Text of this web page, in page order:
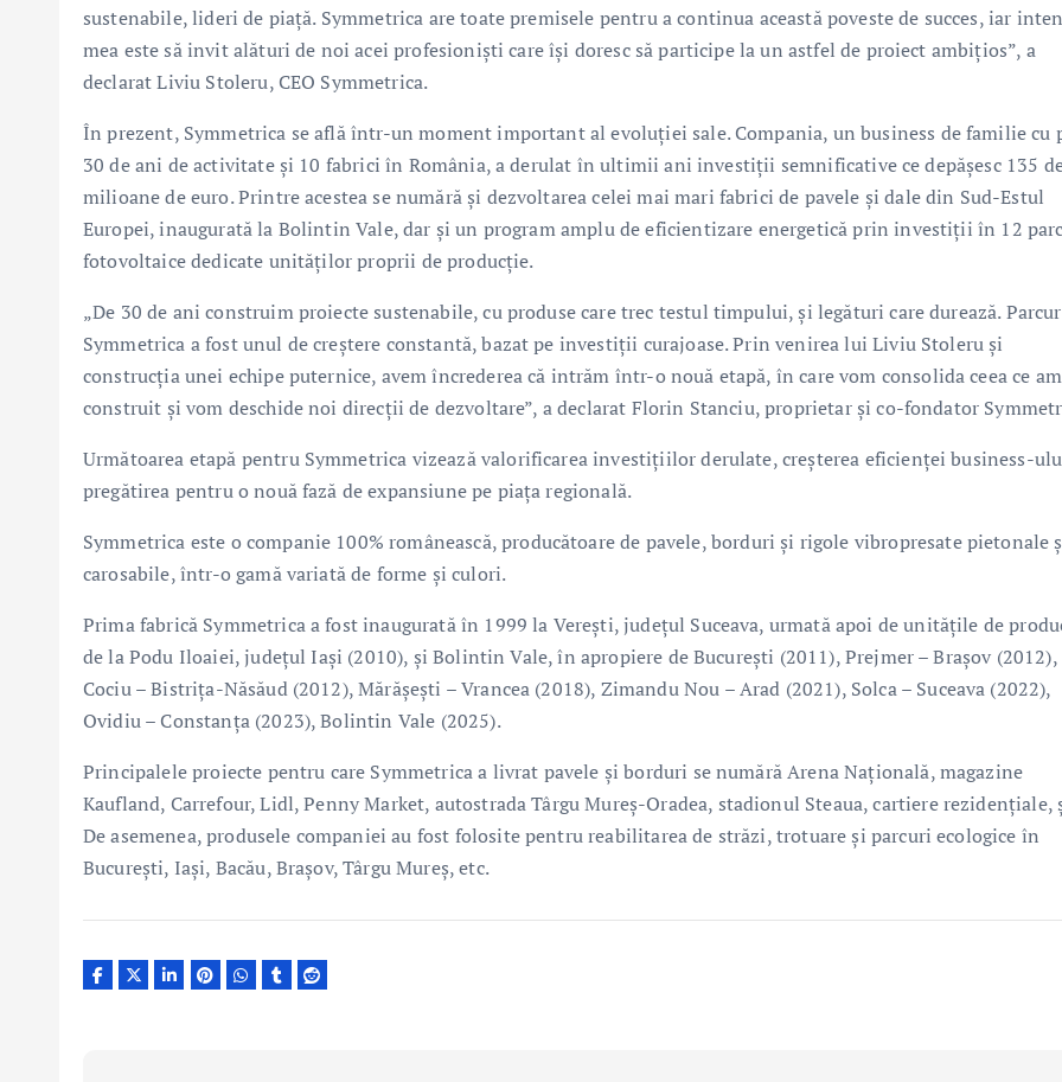
sustenabile, lideri de piață. Symmetrica are toate premisele pentru a continua această poveste de succes, iar
mea este să invit alături de noi acei profesioniști care își doresc să participe la un astfel de proiect ambițios”, a
declarat Liviu Stoleru, CEO Symmetrica.
În prezent, Symmetrica se află într-un moment important al evoluției sale. Compania, un business de familie cu
30 de ani de activitate și 10 fabrici în România, a derulat în ultimii ani investiții semnificative ce depășesc 135
milioane de euro. Printre acestea se numără și dezvoltarea celei mai mari fabrici de pavele și dale din Sud-Estul
Europei, inaugurată la Bolintin Vale, dar și un program amplu de eficientizare energetică prin investiții în 12
fotovoltaice dedicate unităților proprii de producție.
„De 30 de ani construim proiecte sustenabile, cu produse care trec testul timpului, și legături care durează.
Symmetrica a fost unul de creștere constantă, bazat pe investiții curajoase. Prin venirea lui Liviu Stoleru și
construcția unei echipe puternice, avem încrederea că intrăm într-o nouă etapă, în care vom consolida ceea ce am
construit și vom deschide noi direcții de dezvoltare”, a declarat Florin Stanciu, proprietar și co-fondator
Următoarea etapă pentru Symmetrica vizează valorificarea investițiilor derulate, creșterea eficienței business-
pregătirea pentru o nouă fază de expansiune pe piața regională.
Symmetrica este o companie 100% românească, producătoare de pavele, borduri şi rigole vibropresate pietonale
carosabile, într-o gamă variată de forme şi culori.
Prima fabrică Symmetrica a fost inaugurată în 1999 la Vereşti, judeţul Suceava, urmată apoi de unităţile de
de la Podu Iloaiei, judeţul Iaşi (2010), şi Bolintin Vale, în apropiere de Bucureşti (2011), Prejmer – Braşov (2012),
Cociu – Bistriţa-Năsăud (2012), Mărășești – Vrancea (2018), Zimandu Nou – Arad (2021), Solca – Suceava (2022),
Ovidiu – Constanța (2023), Bolintin Vale (2025).
Principalele proiecte pentru care Symmetrica a livrat pavele şi borduri se numără Arena Naţională, magazine
Kaufland, Carrefour, Lidl, Penny Market, autostrada Târgu Mureș-Oradea, stadionul Steaua, cartiere rezidențiale,
De asemenea, produsele companiei au fost folosite pentru reabilitarea de străzi, trotuare şi parcuri ecologice în
București, Iași, Bacău, Brașov, Târgu Mureș, etc.